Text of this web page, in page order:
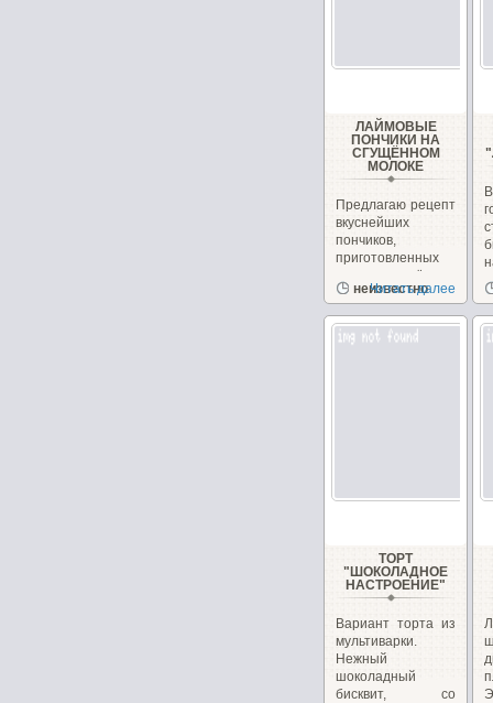
ЛАЙМОВЫЕ
ПОНЧИКИ НА
СГУЩЁННОМ
МОЛОКЕ
Предлагаю рецепт
вкуснейших
пончиков,
приготовленных
на сгущённом
молоке с
неизвестно
Читать далее
ТОРТ
"ШОКОЛАДНОЕ
НАСТРОЕНИЕ"
Вариант торта из
мультиварки.
Нежный
шоколадный
бисквит, со